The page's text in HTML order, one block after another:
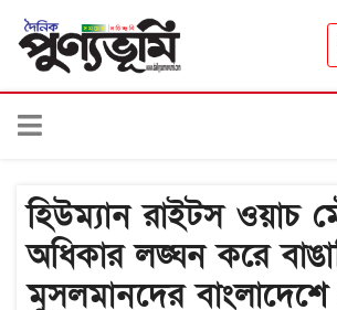
হিউম্যান রাইটস ওয়াচ
অধিকার লঙ্ঘন করে
মুসলমানদের